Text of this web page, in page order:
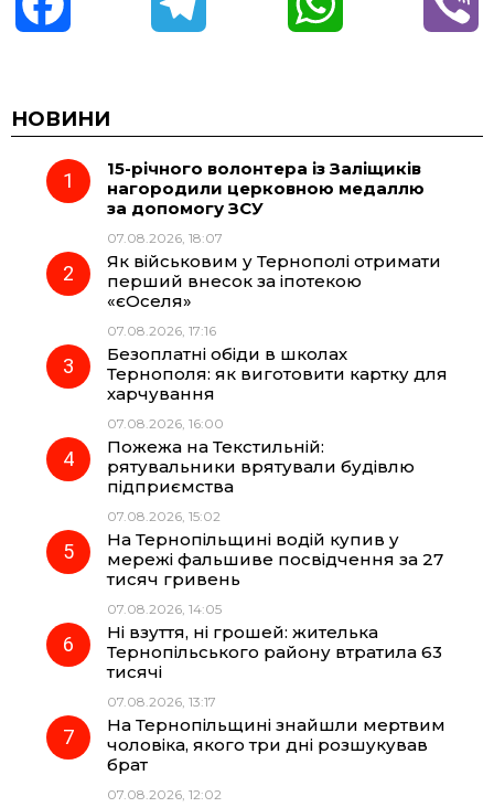
c
e
o
k
e
g
r
a
m
t
A
НОВИНИ
15-річного волонтера із Заліщиків
нагородили церковною медаллю
за допомогу ЗСУ
07.08.2026, 18:07
Як військовим у Тернополі отримати
перший внесок за іпотекою
«єОселя»
07.08.2026, 17:16
Безоплатні обіди в школах
Тернополя: як виготовити картку для
харчування
07.08.2026, 16:00
Пожежа на Текстильній:
рятувальники врятували будівлю
підприємства
07.08.2026, 15:02
На Тернопільщині водій купив у
мережі фальшиве посвідчення за 27
тисяч гривень
07.08.2026, 14:05
Ні взуття, ні грошей: жителька
Тернопільського району втратила 63
тисячі
07.08.2026, 13:17
На Тернопільщині знайшли мертвим
чоловіка, якого три дні розшукував
брат
07.08.2026, 12:02